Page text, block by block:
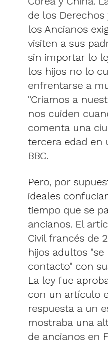
de los
los Ancianos
visiten a sus
sin importar lo
los hijos no lo
enfrentarse a
"Criamos a
nos cuiden
comenta una
tercera edad en
BBC.
Pero, por
ideales
tiempo que se
ancianos. El
Civil francés de
hijos adultos
contacto" con
La ley fue
con un artículo
respuesta a un
mostraba una
de ancianos en